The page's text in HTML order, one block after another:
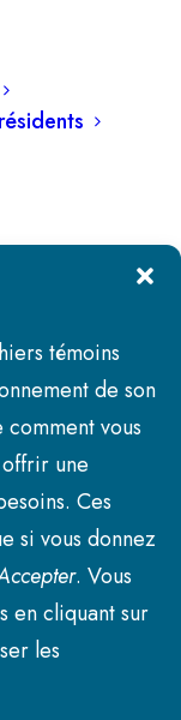
témoins
de son
vous
une
Ces
si vous donnez
. Vous
en cliquant sur
les
est située
la Ville de